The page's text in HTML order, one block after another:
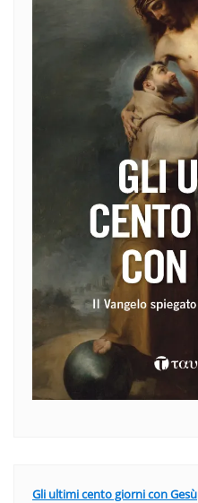
Gli ultimi cento giorni con Gesù